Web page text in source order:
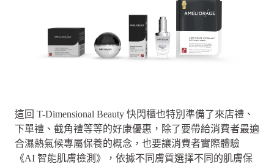
這回 T-Dimensional Beauty 快閃櫃也特別準備了來店禮、
下單禮、截角禮等等的好康優惠，除了要帶給消費者最適
合濕熱氣候專屬保養的概念，也要讓消費者實際體驗
《AI 智能肌膚檢測》，依據不同膚質選擇不同的肌膚保